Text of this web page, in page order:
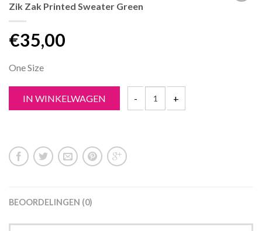
Zik Zak Printed Sweater Green
€35,00
One Size
IN WINKELWAGEN
BEOORDELINGEN (0)